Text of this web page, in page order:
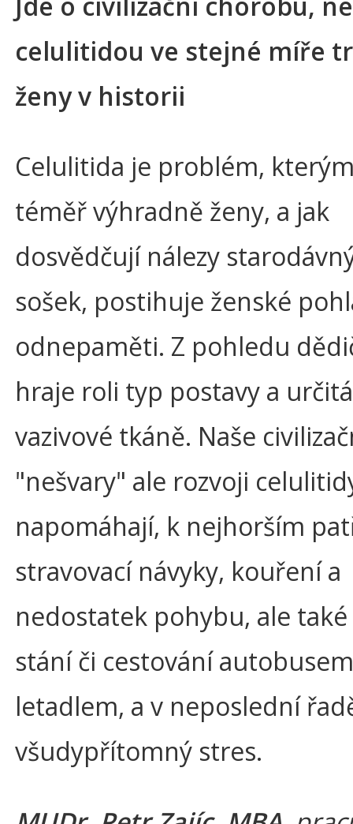
celulitidou ve stejné míře
ženy v historii
Celulitida je problém,
téměř výhradně ženy, a jak
dosvědčují nálezy
sošek, postihuje ženské
odnepaměti. Z pohledu
hraje roli typ postavy a
vazivové tkáně. Naše
"nešvary" ale rozvoji
napomáhají, k nejhorším
stravovací návyky, kouření a
nedostatek pohybu, ale
stání či cestování
letadlem, a v neposlední
všudypřítomný stres.